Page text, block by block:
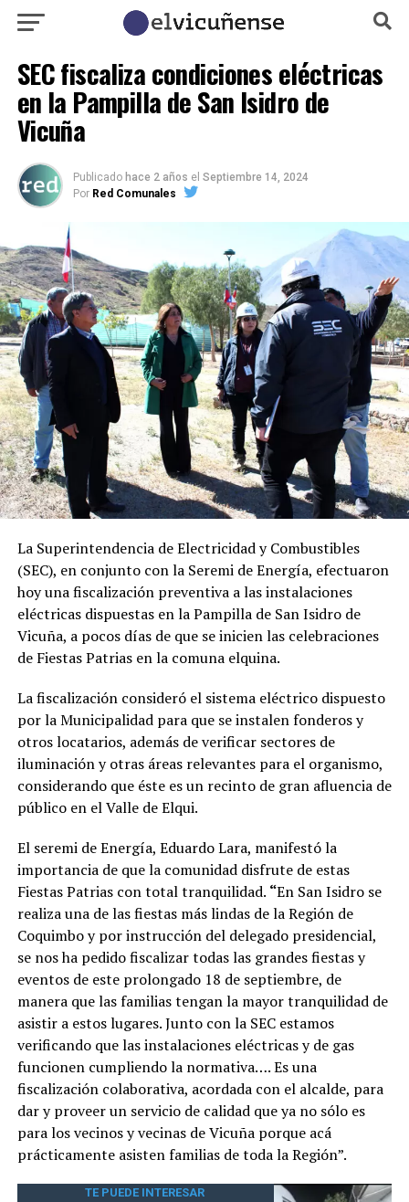
SEC fiscaliza condiciones eléctricas
en la Pampilla de San Isidro de
Vicuña
Publicado hace 2 años el Septiembre 14, 2024
Por Red Comunales
La Superintendencia de Electricidad y Combustibles
(SEC), en conjunto con la Seremi de Energía, efectuaron
hoy una fiscalización preventiva a las instalaciones
eléctricas dispuestas en la Pampilla de San Isidro de
Vicuña, a pocos días de que se inicien las celebraciones
de Fiestas Patrias en la comuna elquina.
La fiscalización consideró el sistema eléctrico dispuesto
por la Municipalidad para que se instalen fonderos y
otros locatarios, además de verificar sectores de
iluminación y otras áreas relevantes para el organismo,
considerando que éste es un recinto de gran afluencia de
público en el Valle de Elqui.
El seremi de Energía, Eduardo Lara, manifestó la
importancia de que la comunidad disfrute de estas
Fiestas Patrias con total tranquilidad. “En San Isidro se
realiza una de las fiestas más lindas de la Región de
Coquimbo y por instrucción del delegado presidencial,
se nos ha pedido fiscalizar todas las grandes fiestas y
eventos de este prolongado 18 de septiembre, de
manera que las familias tengan la mayor tranquilidad de
asistir a estos lugares. Junto con la SEC estamos
verificando que las instalaciones eléctricas y de gas
funcionen cumpliendo la normativa…. Es una
fiscalización colaborativa, acordada con el alcalde, para
dar y proveer un servicio de calidad que ya no sólo es
para los vecinos y vecinas de Vicuña porque acá
prácticamente asisten familias de toda la Región”.
TE PUEDE INTERESAR